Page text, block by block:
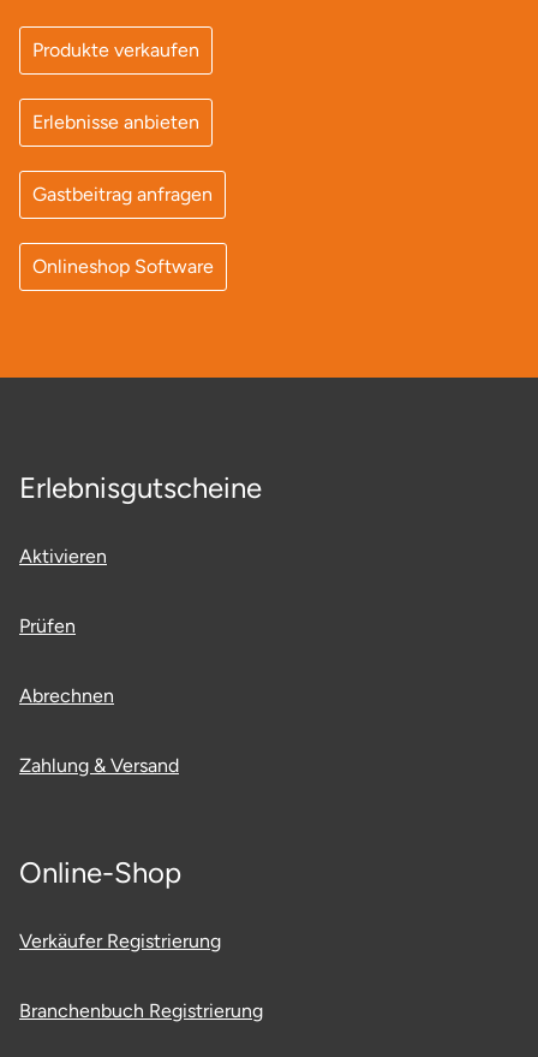
Produkte verkaufen
Erlebnisse anbieten
Gastbeitrag anfragen
Onlineshop Software
Erlebnisgutscheine
Aktivieren
Prüfen
Abrechnen
Zahlung & Versand
Online-Shop
Verkäufer Registrierung
Branchenbuch Registrierung